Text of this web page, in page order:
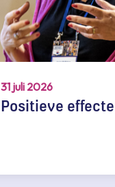
31 juli 2026
Positieve